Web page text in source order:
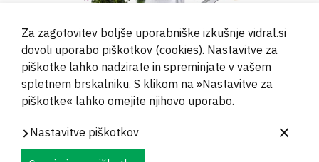
Powered by
Za zagotovitev boljše uporabniške izkušnje vidral.si
dovoli uporabo piškotkov (cookies). Nastavitve za
piškotke lahko nadzirate in spreminjate v vašem
spletnem brskalniku. S klikom na »Nastavitve za
piškotke« lahko omejite njihovo uporabo.
Nastavitve piškotkov